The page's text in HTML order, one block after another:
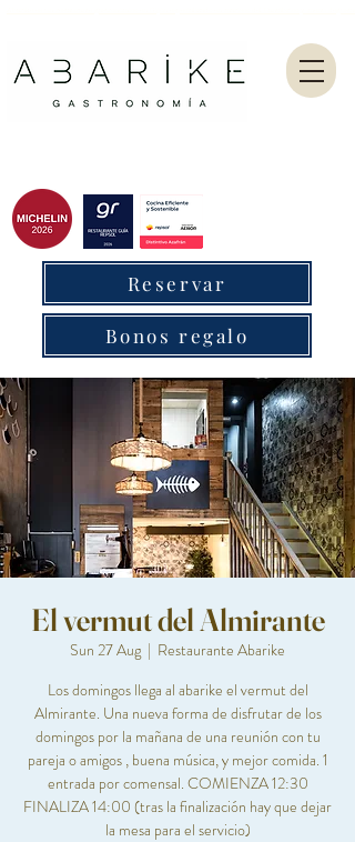
Reservar
Bonos regalo
El vermut del Almirante
Sun 27 Aug
  |
Restaurante Abarike
Los domingos llega al abarike el vermut del
Almirante. Una nueva forma de disfrutar de los
domingos por la mañana de una reunión con tu
pareja o amigos , buena música, y mejor comida. 1
entrada por comensal. COMIENZA 12:30
FINALIZA 14:00 (tras la finalización hay que dejar
la mesa para el servicio)